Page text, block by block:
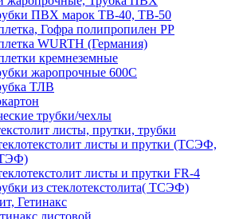
ПВХ марок ТВ-40, ТВ-50
Гофра полипропилен PP
WURTH (Германия)
кремнеземные
жаропрочные 600С
ТЛВ
трубки/чехлы
листы, прутки, трубки
листы и прутки (ТСЭФ,
листы и прутки FR-4
из стеклотекстолита( ТСЭФ)
Гетинакс
листовой